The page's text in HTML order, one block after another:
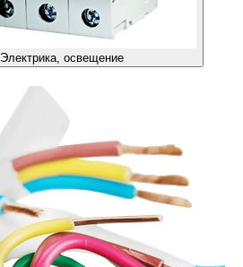
Электрика, освещение